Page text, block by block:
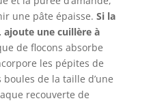
une pâte épaisse. Si la
ajoute une cuillère à
de flocons absorbe
les pépites de
de la taille d’une
recouverte de